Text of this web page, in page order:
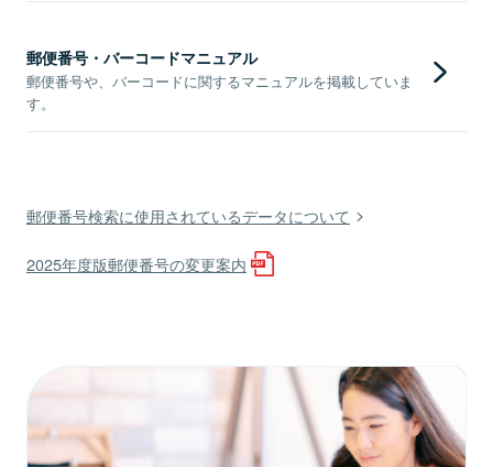
郵便番号・バーコードマニュアル
郵便番号や、バーコードに関するマニュアルを掲載していま
す。
郵便番号検索に使用されているデータについて
2025年度版郵便番号の変更案内